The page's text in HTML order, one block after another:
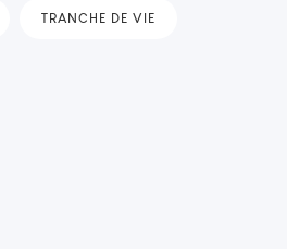
TRANCHE DE VIE